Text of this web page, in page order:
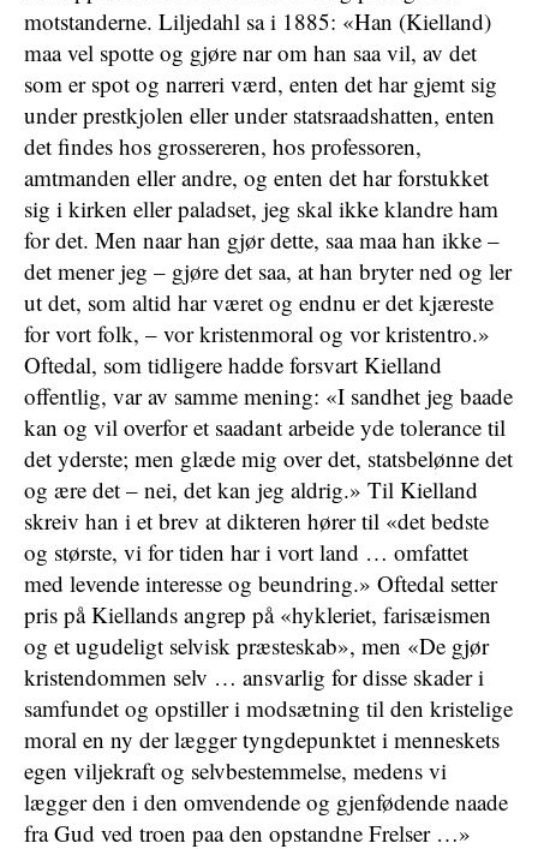
motstanderne. Liljedahl sa i 1885: «Han (Kielland)
maa vel spotte og gjøre nar om han saa vil, av det
som er spot og narreri værd, enten det har gjemt sig
under prestkjolen eller under statsraadshatten, enten
det findes hos grossereren, hos professoren,
amtmanden eller andre, og enten det har forstukket
sig i kirken eller paladset, jeg skal ikke klandre ham
for det. Men naar han gjør dette, saa maa han ikke –
det mener jeg – gjøre det saa, at han bryter ned og ler
ut det, som altid har været og endnu er det kjæreste
for vort folk, – vor kristenmoral og vor kristentro.»
Oftedal, som tidligere hadde forsvart Kielland
offentlig, var av samme mening: «I sandhet jeg baade
kan og vil overfor et saadant arbeide yde tolerance til
det yderste; men glæde mig over det, statsbelønne det
og ære det – nei, det kan jeg aldrig.» Til Kielland
skreiv han i et brev at dikteren hører til «det bedste
og største, vi for tiden har i vort land … omfattet
med levende interesse og beundring.» Oftedal setter
pris på Kiellands angrep på «hykleriet, farisæismen
og et ugudeligt selvisk præsteskab», men «De gjør
kristendommen selv … ansvarlig for disse skader i
samfundet og opstiller i modsætning til den kristelige
moral en ny der lægger tyngdepunktet i menneskets
egen viljekraft og selvbestemmelse, medens vi
lægger den i den omvendende og gjenfødende naade
fra Gud ved troen paa den opstandne Frelser …»